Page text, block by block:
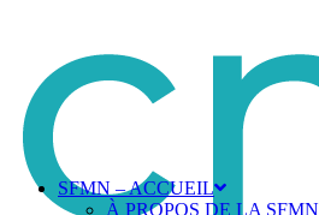
SFMN – ACCUEIL
À PROPOS DE LA SFMN